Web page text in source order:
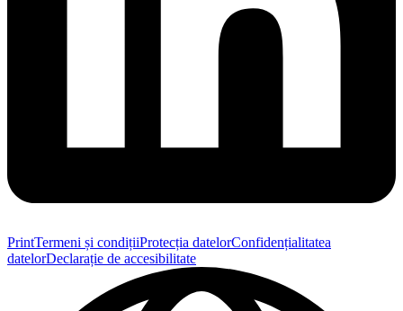
PrintTermeni și condițiiProtecția datelorConfidențialitatea
datelorDeclarație de accesibilitate